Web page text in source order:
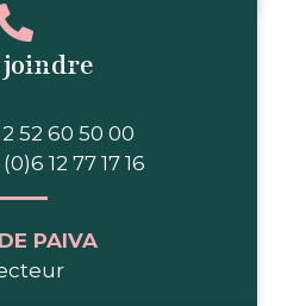
joindre
52 60 50 00
12 77 17 16
PAIVA